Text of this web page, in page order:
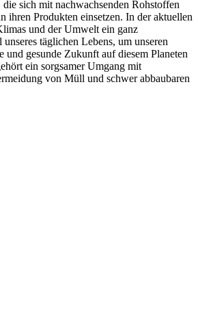
sich mit nachwachsenden Rohstoffen
ihren Produkten einsetzen. In der aktuellen
und der Umwelt ein ganz
täglichen Lebens, um unseren
und gesunde Zukunft auf diesem Planeten
ein sorgsamer Umgang mit
von Müll und schwer abbaubaren